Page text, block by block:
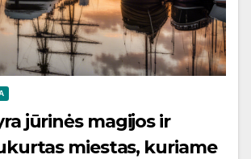
jūrinės magijos ir
miestas, kuriame